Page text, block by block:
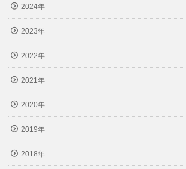
2024年
2023年
2022年
2021年
2020年
2019年
2018年